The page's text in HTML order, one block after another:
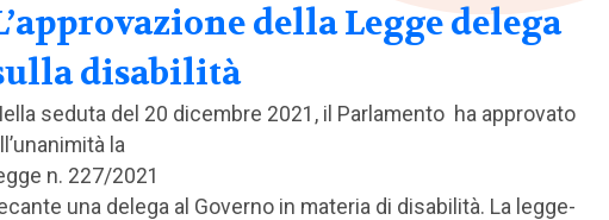
della Legge delega
disabilità
seduta del 20 dicembre 2021, il Parlamento ha approvato
la
n. 227/2021
una delega al Governo in materia di disabilità. La legge-